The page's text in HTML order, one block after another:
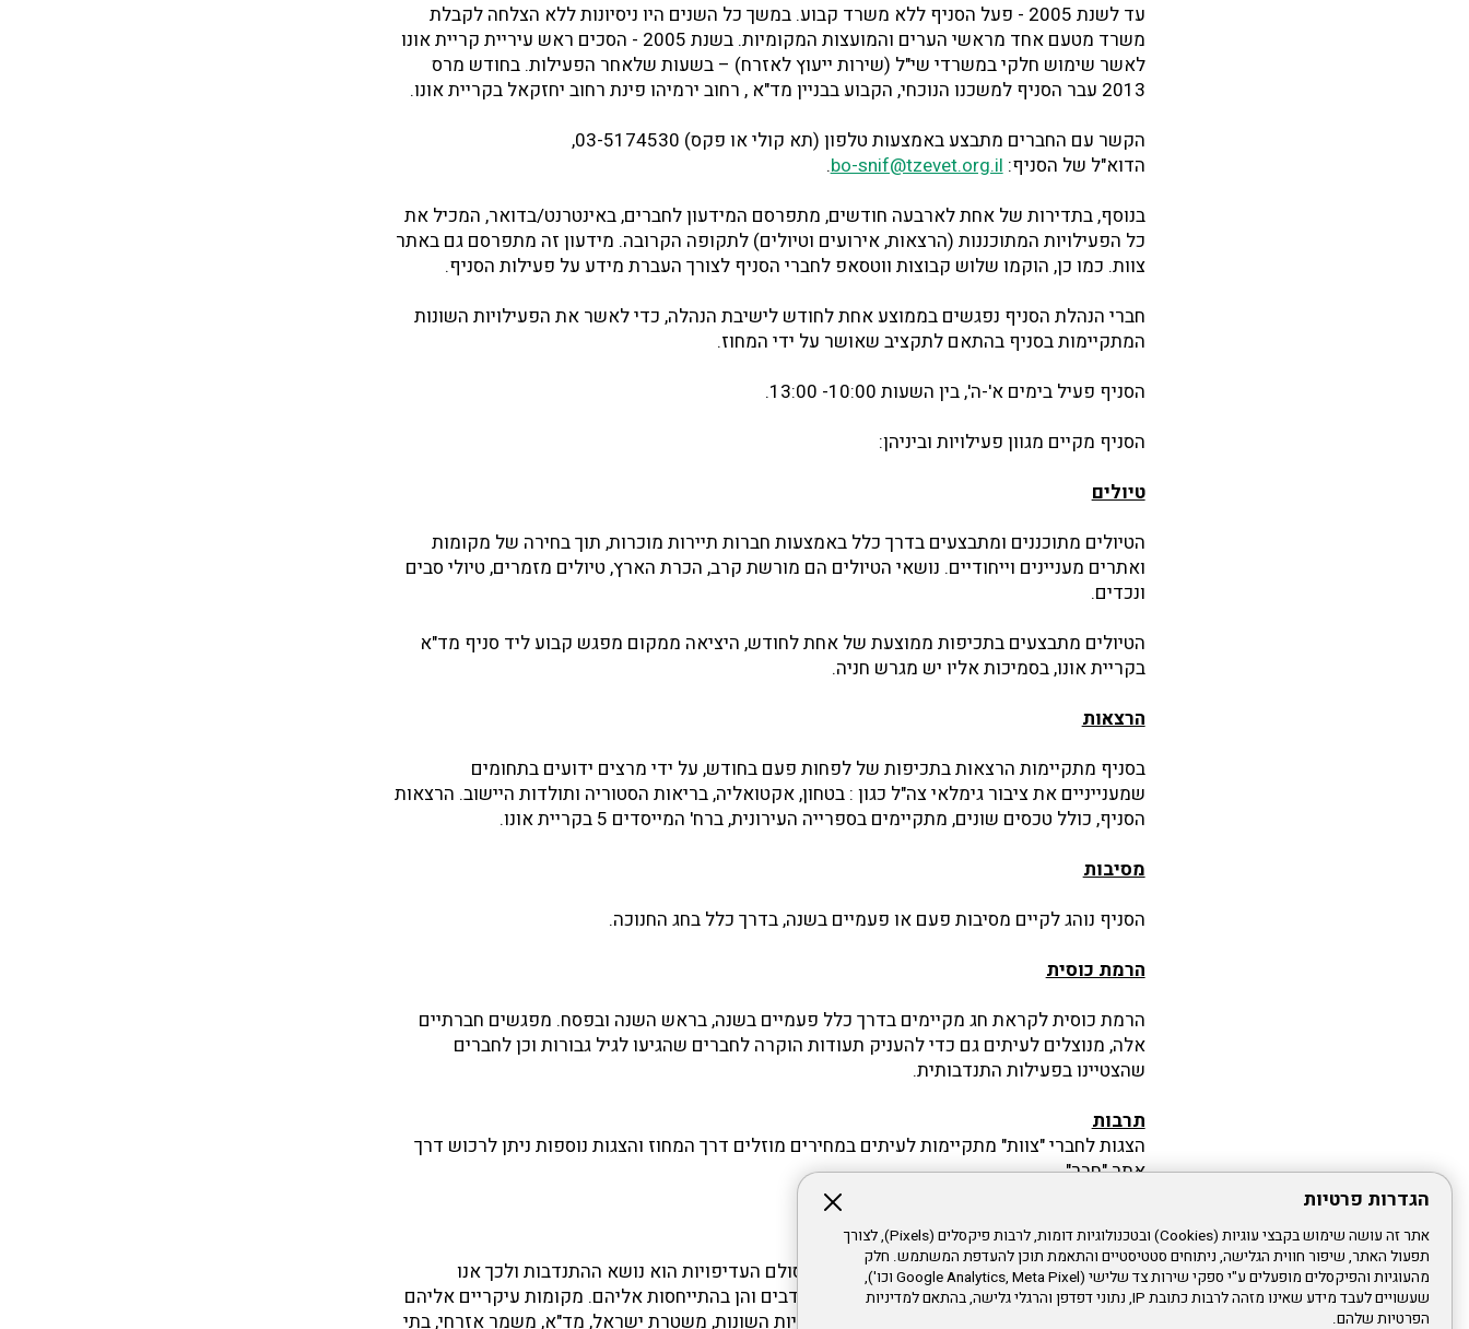
הגדרות פרטיות
אתר זה עושה שימוש בקבצי עוגיות (Cookies) ובטכנולוגיות דומות, לרבות פיקסלים (Pixels), לצורך
תפעול האתר, שיפור חווית הגלישה, ניתוחים סטטיסטיים והתאמת תוכן להעדפת המשתמש. חלק
מהעוגיות והפיקסלים מופעלים ע"י ספקי שירות צד שלישי (Google Analytics, Meta Pixel וכו'),
שעשויים לעבד מידע שאינו מזהה לרבות כתובת IP, נתוני דפדפן והרגלי גלישה, בהתאם למדיניות
הפרטיות שלהם.
עד לשנת 2005 - פעל הסניף ללא משרד קבוע. במשך כל השנים היו ניסיונות ללא הצלחה לקבלת
משרד מטעם אחד מראשי הערים והמועצות המקומיות. בשנת 2005 - הסכים ראש עיריית קריית אונו
לאשר שימוש חלקי במשרדי שי"ל (שירות ייעוץ לאזרח) – בשעות שלאחר הפעילות. בחודש מרס
2013 עבר הסניף למשכנו הנוכחי, הקבוע בבניין מד"א , רחוב ירמיהו פינת רחוב יחזקאל בקריית אונו.
הקשר עם החברים מתבצע באמצעות טלפון (תא קולי או פקס) 03-5174530,
הדוא"ל של הסניף:bo-snif@tzevet.org.il
.
בנוסף, בתדירות של אחת לארבעה חודשים, מתפרסם המידעון לחברים, באינטרנט/בדואר, המכיל את
כל הפעילויות המתוכננות (הרצאות, אירועים וטיולים) לתקופה הקרובה. מידעון זה מתפרסם גם באתר
צוות. כמו כן, הוקמו שלוש קבוצות ווטסאפ לחברי הסניף לצורך העברת מידע על פעילות הסניף.
חברי הנהלת הסניף נפגשים בממוצע אחת לחודש לישיבת הנהלה, כדי לאשר את הפעילויות השונות
המתקיימות בסניף בהתאם לתקציב שאושר על ידי המחוז.
הסניף פעיל בימים א'-ה', בין השעות 10:00- 13:00.
הסניף מקיים מגוון פעילויות וביניהן:
טיולים
הטיולים מתוכננים ומתבצעים בדרך כלל באמצעות חברות תיירות מוכרות, תוך בחירה של מקומות
ואתרים מעניינים וייחודיים. נושאי הטיולים הם מורשת קרב, הכרת הארץ, טיולים מזמרים, טיולי סבים
ונכדים.
הטיולים מתבצעים בתכיפות ממוצעת של אחת לחודש, היציאה ממקום מפגש קבוע ליד סניף מד"א
בקריית אונו, בסמיכות אליו יש מגרש חניה.
הרצאות
בסניף מתקיימות הרצאות בתכיפות של לפחות פעם בחודש, על ידי מרצים ידועים בתחומים
שמענייניים את ציבור גימלאי צה"ל כגון : בטחון, אקטואליה, בריאות הסטוריה ותולדות היישוב. הרצאות
הסניף, כולל טכסים שונים, מתקיימים בספרייה העירונית, ברח' המייסדים 5 בקריית אונו.
מסיבות
הסניף נוהג לקיים מסיבות פעם או פעמיים בשנה, בדרך כלל בחג החנוכה.
הרמת כוסית
הרמת כוסית לקראת חג מקיימים בדרך כלל פעמיים בשנה, בראש השנה ובפסח. מפגשים חברתיים
אלה, מנוצלים לעיתים גם כדי להעניק תעודות הוקרה לחברים שהגיעו לגיל גבורות וכן לחברים
שהצטיינו בפעילות התנדבותית.
תרבות
הצגות לחברי "צוות" מתקיימות לעיתים במחירים מוזלים דרך המחוז והצגות נוספות ניתן לרכוש דרך
אתר "חבר" .
על פי מטרות "צוות" אחד הנושאים החשובים בסולם העדיפויות הוא נושא ההתנדבות ולכך אנו
מקדישים תשומת לב מיוחדת, הן בהשגת המתנדבים והן בהתייחסות אליהם. מקומות עיקריים אליהם
שולחים מתנדבים: מתנדבים בשעת חירום לעיריות השונות, משטרת ישראל, מד"א, משמר אזרחי, בתי